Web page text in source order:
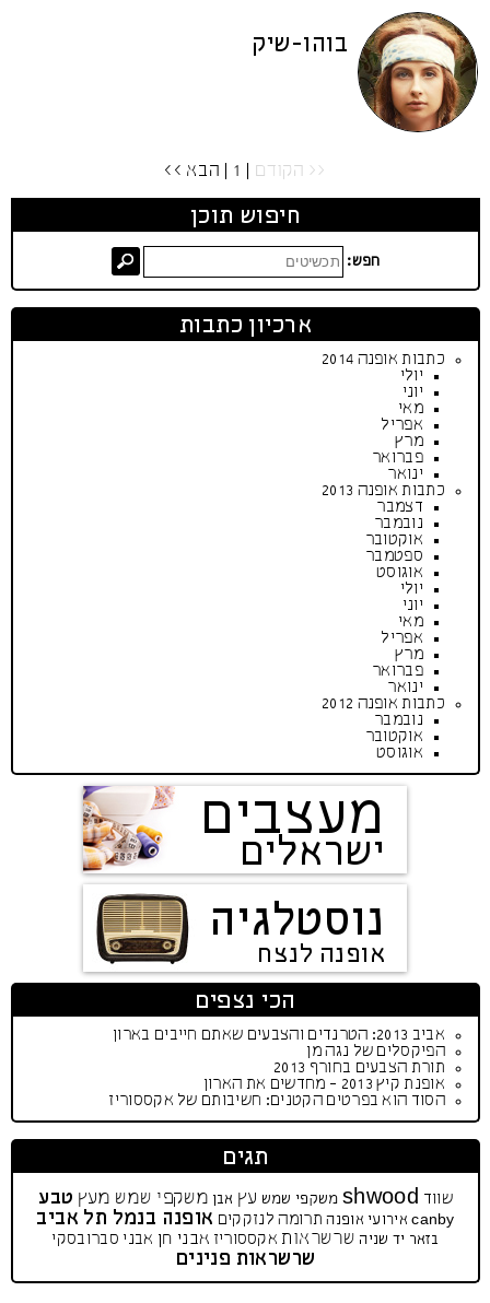
בוהו-שיק
<< הקודם הבא >>
חיפוש תוכן
חפש:
ארכיון כתבות
כתבות אופנה 2014
יולי
יוני
מאי
אפריל
מרץ
פברואר
ינואר
כתבות אופנה 2013
דצמבר
נובמבר
אוקטובר
ספטמבר
אוגוסט
יולי
יוני
מאי
אפריל
מרץ
פברואר
ינואר
כתבות אופנה 2012
נובמבר
אוקטובר
אוגוסט
מעצבים
ישראלים
נוסטלגיה
אופנה לנצח
הכי נצפים
אביב 2013: הטרנדים והצבעים שאתם חייבים בארון
הפיקסלים של נגה מן
תורת הצבעים בחורף 2013
אופנת קיץ 2013 - מחדשים את הארון
הסוד הוא בפרטים הקטנים: חשיבותם של אקססוריז
תגים
שווד shwood משקפי שמש עץ אבן משקפי שמש מעץ טבע
canby אירועי אופנה תרומה לנזקקים אופנה בנמל תל אביב
בזאר יד שניה שרשראות אקססוריז אבני חן אבני סברובסקי
שרשראות פנינים